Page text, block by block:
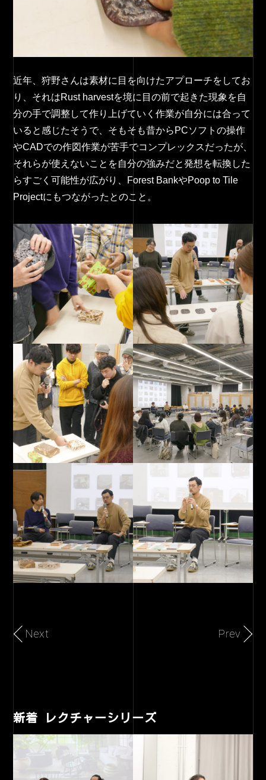
近年、狩野さんは素材に目を向けたアプローチをしてお
り、それはRust harvestを境に目の前で起きた現象を自
分の手で調整して作り上げていく作業が自分には合って
いると感じたそうで、そもそも昔からPCソフトの操作
やCADでの作図作業が苦手でコンプレックスだったが、
それらが使えないことを自分の強みだと発想を転換した
らすごく可能性が広がり、Forest BankやPoop to Tile
Projectにもつながったとのこと。
Next Prev
新着 レクチャーシリーズ